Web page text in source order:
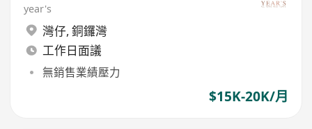
year's
灣仔, 銅鑼灣
工作日面議
無銷售業績壓力
$15K-20K/月